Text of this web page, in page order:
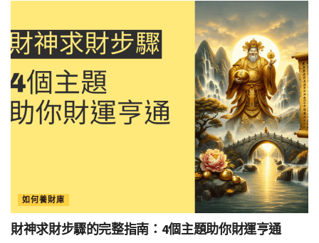
如何養財庫
財神求財步驟的完整指南：4個主題助你財運亨通